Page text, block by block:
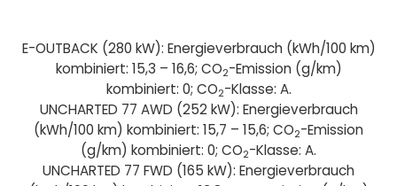
E-OUTBACK (280 kW): Energieverbrauch (kWh/100 km)
kombiniert: 15,3 – 16,6; CO2-Emission (g/km)
kombiniert: 0; CO2-Klasse: A.
UNCHARTED 77 AWD (252 kW): Energieverbrauch
(kWh/100 km) kombiniert: 15,7 – 15,6; CO2-Emission
(g/km) kombiniert: 0; CO2-Klasse: A.
UNCHARTED 77 FWD (165 kW): Energieverbrauch